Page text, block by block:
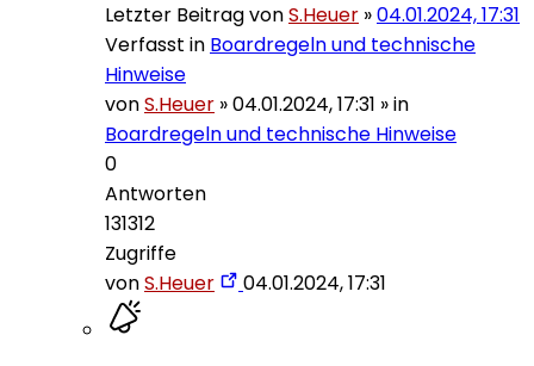
Letzter Beitrag vonS.Heuer »04.01.2024, 17:31
Verfasst in Boardregeln und technische
Hinweise
vonS.Heuer »04.01.2024, 17:31 » in
Boardregeln und technische Hinweise
0
Antworten
131312
Zugriffe
vonS.Heuer 04.01.2024, 17:31